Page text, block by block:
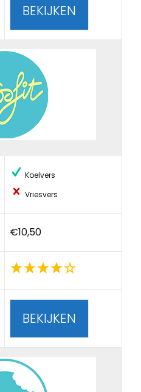
BEKIJKEN
Koelvers
Vriesvers
€10,50
BEKIJKEN